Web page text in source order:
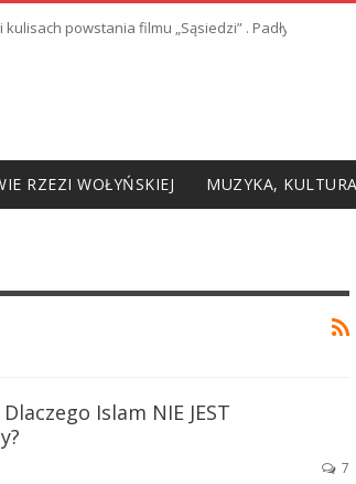
powstania filmu „Sąsiedzi” . Padły również
RZEZI WOŁYŃSKIEJ MUZYKA,
Islam NIE JEST
7